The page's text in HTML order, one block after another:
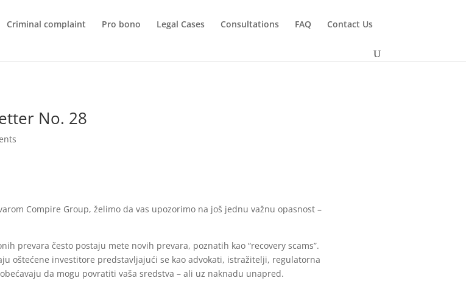
Criminal complaint Pro bono Legal Cases Consultations FAQ Contact Us
No. 28
Compire Group, želimo da vas upozorimo na još jednu važnu opasnost –
prevara često postaju mete novih prevara, poznatih kao “recovery scams”.
oštećene investitore predstavljajući se kao advokati, istražitelji, regulatorna
da mogu povratiti vaša sredstva – ali uz naknadu unapred.